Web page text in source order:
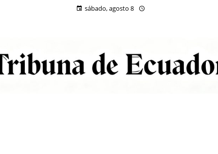
sábado, agosto 8